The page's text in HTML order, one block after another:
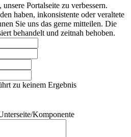
Portalseite zu verbessern.
haben, inkonsistente oder veraltete
Sie uns das gerne mitteilen. Die
behandelt und zeitnah behoben.
zu keinem Ergebnis
Komponente